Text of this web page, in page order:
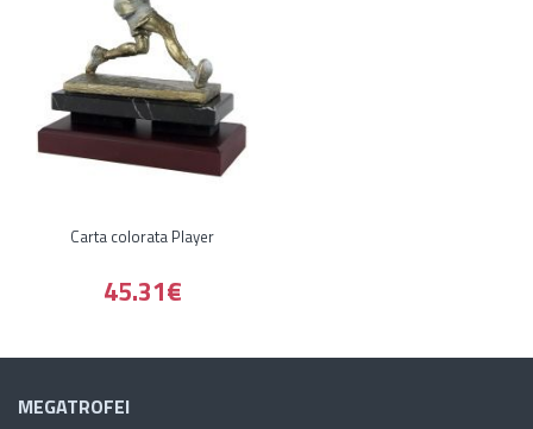
Carta colorata Player
45.31€
MEGATROFEI